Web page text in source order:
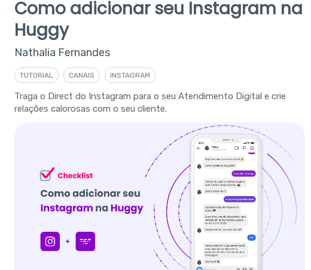
Como adicionar seu Instagram na
Huggy
Nathalia Fernandes
TUTORIAL CANAIS INSTAGRAM
Traga o Direct do Instagram para o seu Atendimento Digital e crie
relações calorosas com o seu cliente.